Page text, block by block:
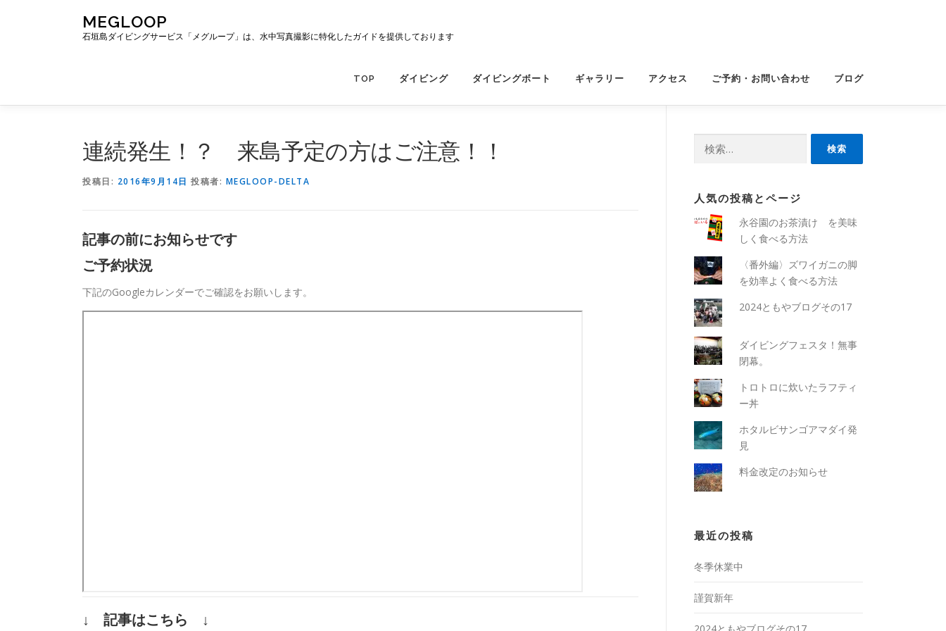
ス
MEGLOOP
石垣島ダイビングサービス「メグループ」は、水中写真撮影に特化したガイドを提供しております
TOP ダイビング ダイビングボート ギャラリー アクセス ご予約・お問い合わせ ブログ
連続発生！？ 来島予定の方はご注意！！
投稿日: 2016年9月14日 投稿者: MEGLOOP-DELTA
記事の前にお知らせです
ご予約状況
下記のGoogleカレンダーでご確認をお願いします。
↓ 記事はこちら ↓
人気の投稿とページ
永谷園のお茶漬け を美味
しく食べる方法
〈番外編〉ズワイガニの脚
を効率よく食べる方法
2024ともやブログその17
ダイビングフェスタ！無事
閉幕。
トロトロに炊いたラフティ
ー丼
ホタルビサンゴアマダイ発
見
料金改定のお知らせ
最近の投稿
冬季休業中
謹賀新年